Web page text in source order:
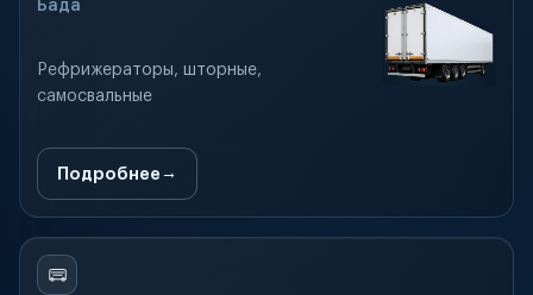
Бада
Рефрижераторы, шторные,
самосвальные
Подробнее